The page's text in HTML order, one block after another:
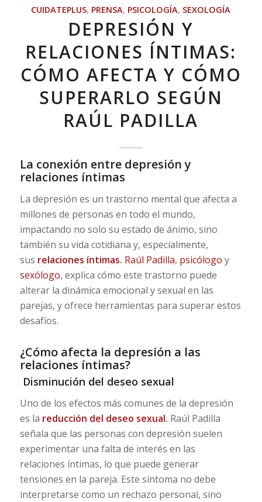
CUIDATEPLUS, PRENSA, PSICOLOGÍA, SEXOLOGÍA
DEPRESIÓN Y
RELACIONES ÍNTIMAS:
CÓMO AFECTA Y CÓMO
SUPERARLO SEGÚN
RAÚL PADILLA
La conexión entre depresión y
relaciones íntimas
La depresión es un trastorno mental que afecta a
millones de personas en todo el mundo,
impactando no solo su estado de ánimo, sino
también su vida cotidiana y, especialmente,
sus relaciones íntimas. Raúl Padilla, psicólogo y
sexólogo, explica cómo este trastorno puede
alterar la dinámica emocional y sexual en las
parejas, y ofrece herramientas para superar estos
desafíos.
¿Cómo afecta la depresión a las
relaciones íntimas?
Disminución del deseo sexual
Uno de los efectos más comunes de la depresión
es la reducción del deseo sexual. Raúl Padilla
señala que las personas con depresión suelen
experimentar una falta de interés en las
relaciones íntimas, lo que puede generar
tensiones en la pareja. Este síntoma no debe
interpretarse como un rechazo personal, sino